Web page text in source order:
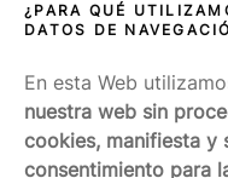
¿PARA QUÉ
DATOS DE
En esta Web
nuestra web sin
cookies, manifiesta y
consentimiento para